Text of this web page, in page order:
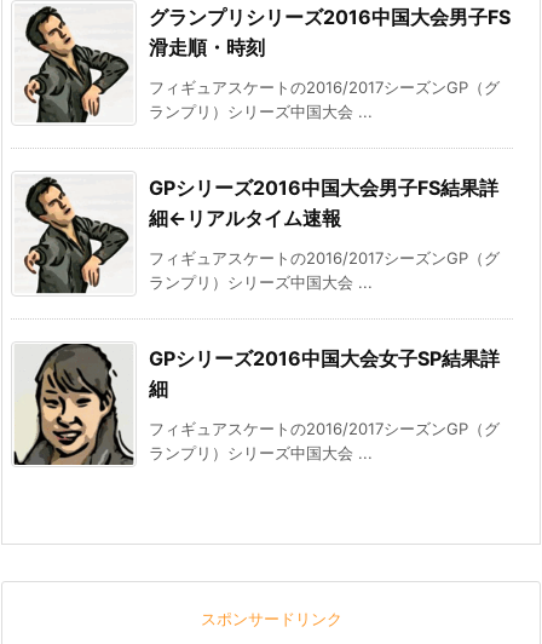
グランプリシリーズ2016中国大会男子FS
滑走順・時刻
フィギュアスケートの2016/2017シーズンGP（グ
ランプリ）シリーズ中国大会 ...
GPシリーズ2016中国大会男子FS結果詳
細←リアルタイム速報
フィギュアスケートの2016/2017シーズンGP（グ
ランプリ）シリーズ中国大会 ...
GPシリーズ2016中国大会女子SP結果詳
細
フィギュアスケートの2016/2017シーズンGP（グ
ランプリ）シリーズ中国大会 ...
スポンサードリンク